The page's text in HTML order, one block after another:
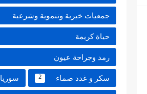
جمعيات خيرية وتنموية وشرعية
حياة كريمة
رمد وجراحة عيون
سكر و غدد صماء 2 سوريا